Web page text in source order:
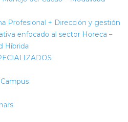
Profesional + Dirección y gestión
enfocado al sector Horeca –
Híbrida